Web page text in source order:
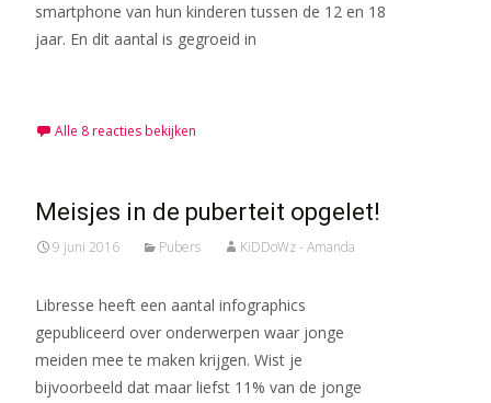
smartphone van hun kinderen tussen de 12 en 18
jaar. En dit aantal is gegroeid in
Alle 8 reacties bekijken
Meisjes in de puberteit opgelet!
9 juni 2016 Pubers KiDDoWz - Amanda
Libresse heeft een aantal infographics
gepubliceerd over onderwerpen waar jonge
meiden mee te maken krijgen. Wist je
bijvoorbeeld dat maar liefst 11% van de jonge